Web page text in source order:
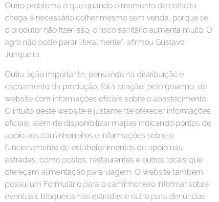
Outro problema é que quando o momento de colheita
chega é necessário colher mesmo sem venda, porque se
o produtor não fizer isso, o risco sanitário aumenta muito. O
agro não pode parar literalmente", afirmou Gustavo
Junqueira.
Outra ação importante, pensando na distribuição e
escoamento da produção, foi à criação, pelo governo, de
website com informações oficiais sobre o abastecimento.
O intuito deste website é justamente oferecer informações
oficiais, além de disponibilizar mapas indicando pontos de
apoio aos caminhoneiros e informações sobre o
funcionamento de estabelecimentos de apoio nas
estradas, como postos, restaurantes e outros locais que
ofereçam alimentação para viagem. O website também
possui um Formulário para o caminhoneiro informar sobre
eventuais bloqueios nas estradas e outro para denúncias